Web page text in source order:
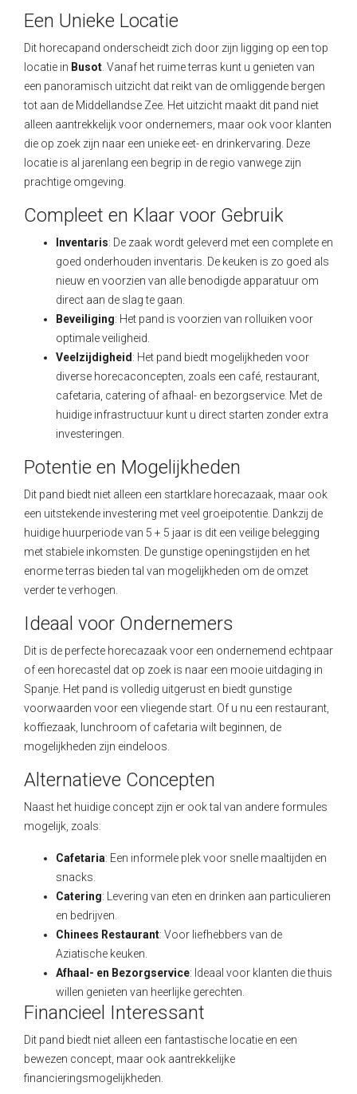
Een Unieke Locatie
Dit horecapand onderscheidt zich door zijn ligging op een top
locatie in Busot . Vanaf het ruime terras kunt u genieten van
een panoramisch uitzicht dat reikt van de omliggende bergen
tot aan de Middellandse Zee. Het uitzicht maakt dit pand niet
alleen aantrekkelijk voor ondernemers, maar ook voor klanten
die op zoek zijn naar een unieke eet- en drinkervaring. Deze
locatie is al jarenlang een begrip in de regio vanwege zijn
prachtige omgeving.
Compleet en Klaar voor Gebruik
Inventaris: De zaak wordt geleverd met een complete en
goed onderhouden inventaris. De keuken is zo goed als
nieuw en voorzien van alle benodigde apparatuur om
direct aan de slag te gaan.
Beveiliging: Het pand is voorzien van rolluiken voor
optimale veiligheid.
Veelzijdigheid : Het pand biedt mogelijkheden voor
diverse horecaconcepten, zoals een café, restaurant,
cafetaria, catering of afhaal- en bezorgservice. Met de
huidige infrastructuur kunt u direct starten zonder extra
investeringen.
Potentie en Mogelijkheden
Dit pand biedt niet alleen een startklare horecazaak, maar ook
een uitstekende investering met veel groeipotentie. Dankzij de
huidige huurperiode van 5 + 5 jaar is dit een veilige belegging
met stabiele inkomsten. De gunstige openingstijden en het
enorme terras bieden tal van mogelijkheden om de omzet
verder te verhogen.
Ideaal voor Ondernemers
Dit is de perfecte horecazaak voor een ondernemend echtpaar
of een horecastel dat op zoek is naar een mooie uitdaging in
Spanje. Het pand is volledig uitgerust en biedt gunstige
voorwaarden voor een vliegende start. Of u nu een restaurant,
koffiezaak, lunchroom of cafetaria wilt beginnen, de
mogelijkheden zijn eindeloos.
Alternatieve Concepten
Naast het huidige concept zijn er ook tal van andere formules
mogelijk, zoals:
Cafetaria: Een informele plek voor snelle maaltijden en
snacks.
Catering: Levering van eten en drinken aan particulieren
en bedrijven.
Chinees Restaurant: Voor liefhebbers van de
Aziatische keuken.
Afhaal- en Bezorgservice: Ideaal voor klanten die thuis
willen genieten van heerlijke gerechten.
Financieel Interessant
Dit pand biedt niet alleen een fantastische locatie en een
bewezen concept, maar ook aantrekkelijke
financieringsmogelijkheden.